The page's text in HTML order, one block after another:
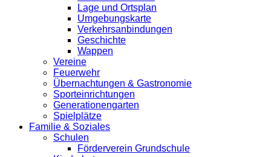
Lage und Ortsplan
Umgebungskarte
Verkehrsanbindungen
Geschichte
Wappen
Vereine
Feuerwehr
Übernachtungen & Gastronomie
Sporteinrichtungen
Generationengarten
Spielplätze
Familie & Soziales
Schulen
Förderverein Grundschule